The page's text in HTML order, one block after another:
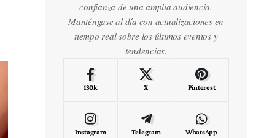
confianza de una amplia audiencia.
Manténgase al día con actualizaciones en
tiempo real sobre los últimos eventos y
tendencias.
130k X Pinterest
Instagram Telegram WhatsApp